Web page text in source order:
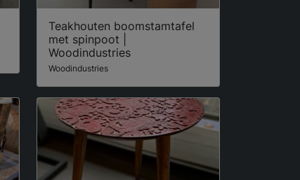
Teakhouten boomstamtafel
met spinpoot |
Woodindustries
Woodindustries